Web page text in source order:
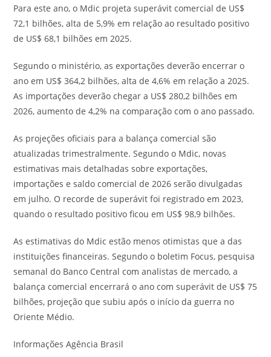
Para este ano, o Mdic projeta superávit comercial de US$
72,1 bilhões, alta de 5,9% em relação ao resultado positivo
de US$ 68,1 bilhões em 2025.
Segundo o ministério, as exportações deverão encerrar o
ano em US$ 364,2 bilhões, alta de 4,6% em relação a 2025.
As importações deverão chegar a US$ 280,2 bilhões em
2026, aumento de 4,2% na comparação com o ano passado.
As projeções oficiais para a balança comercial são
atualizadas trimestralmente. Segundo o Mdic, novas
estimativas mais detalhadas sobre exportações,
importações e saldo comercial de 2026 serão divulgadas
em julho. O recorde de superávit foi registrado em 2023,
quando o resultado positivo ficou em US$ 98,9 bilhões.
As estimativas do Mdic estão menos otimistas que a das
instituições financeiras. Segundo o boletim Focus, pesquisa
semanal do Banco Central com analistas de mercado, a
balança comercial encerrará o ano com superávit de US$ 75
bilhões, projeção que subiu após o início da guerra no
Oriente Médio.
Informações Agência Brasil